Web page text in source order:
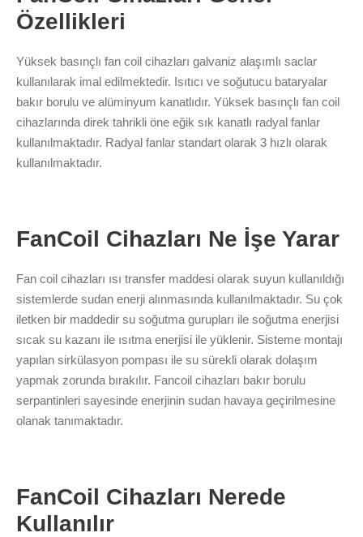
Özellikleri
Yüksek basınçlı fan coil cihazları galvaniz alaşımlı saclar
kullanılarak imal edilmektedir. Isıtıcı ve soğutucu bataryalar
bakır borulu ve alüminyum kanatlıdır. Yüksek basınçlı fan coil
cihazlarında direk tahrikli öne eğik sık kanatlı radyal fanlar
kullanılmaktadır. Radyal fanlar standart olarak 3 hızlı olarak
kullanılmaktadır.
FanCoil Cihazları Ne İşe Yarar
Fan coil cihazları ısı transfer maddesi olarak suyun kullanıldığı
sistemlerde sudan enerji alınmasında kullanılmaktadır. Su çok
iletken bir maddedir su soğutma gurupları ile soğutma enerjisi
sıcak su kazanı ile ısıtma enerjisi ile yüklenir. Sisteme montajı
yapılan sirkülasyon pompası ile su sürekli olarak dolaşım
yapmak zorunda bırakılır. Fancoil cihazları bakır borulu
serpantinleri sayesinde enerjinin sudan havaya geçirilmesine
olanak tanımaktadır.
FanCoil Cihazları Nerede
Kullanılır